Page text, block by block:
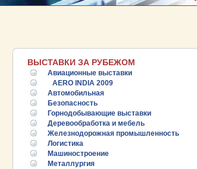
ВЫСТАВКИ ЗА РУБЕЖОМ
Авиационные выставки
AERO INDIA 2009
Автомобильная
Безопасность
Горнодобывающие выставки
Деревообработка и мебель
Железнодорожная промышленность
Логистика
Машиностроение
Металлургия